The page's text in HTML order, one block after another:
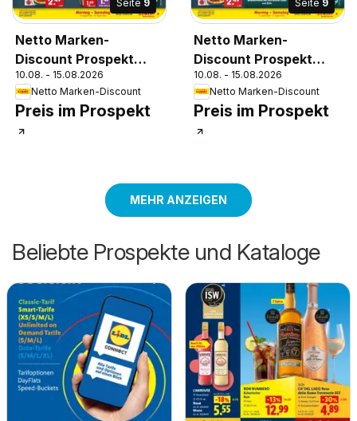
Seite 9
Netto Marken-
Discount Prospekt
Bonn
10.08. - 15.08.2026
Netto Marken-Discount
Preis im Prospekt
Seite 9
Netto Marken-
Discount Prospekt
Nordhausen
10.08. - 15.08.2026
Netto Marken-Discount
Preis im Prospekt
MEHR ANZEIGEN
Beliebte Prospekte und Kataloge